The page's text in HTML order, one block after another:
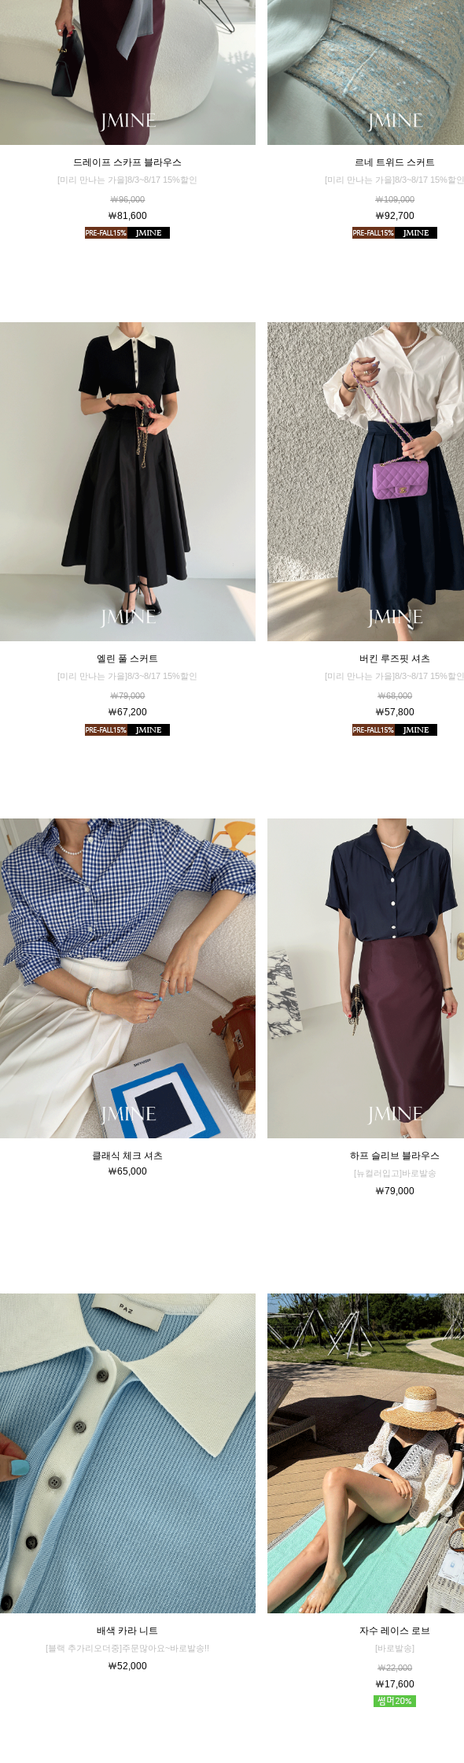
드레이프 스카프 블라우스
[미리 만나는 가을]8/3~8/17 15%할인
￦96,000
￦81,600
르네 트위드 스커트
[미리 만나는 가을]8/3~8/17 15%할인
￦109,000
￦92,700
엘린 풀 스커트
[미리 만나는 가을]8/3~8/17 15%할인
￦79,000
￦67,200
버킨 루즈핏 셔츠
[미리 만나는 가을]8/3~8/17 15%할인
￦68,000
￦57,800
클래식 체크 셔츠
￦65,000
하프 슬리브 블라우스
[뉴컬러입고]바로발송
￦79,000
배색 카라 니트
[블랙 추가리오더중]주문많아요~바로발송!!
￦52,000
자수 레이스 로브
[바로발송]
￦22,000
￦17,600